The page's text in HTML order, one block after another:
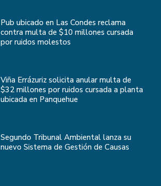
Pub ubicado en Las Condes reclama
contra multa de $10 millones cursada
por ruidos molestos
Viña Errázuriz solicita anular multa de
$32 millones por ruidos cursada a planta
ubicada en Panquehue
Segundo Tribunal Ambiental lanza su
nuevo Sistema de Gestión de Causas